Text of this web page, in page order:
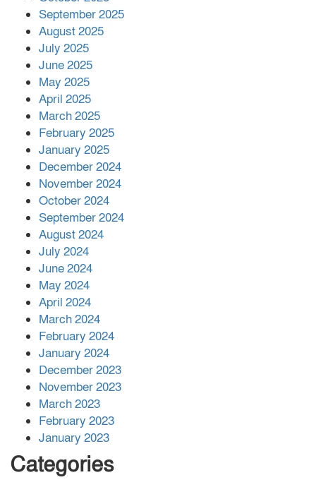
পর ফোন তারেক রহমানের,গ্যাস সঙ্কট
সহায়তা দিলেন সাচিং প্রু জেরী
September 2025
August 2025
July 2025
June 2025
May 2025
April 2025
March 2025
February 2025
January 2025
December 2024
November 2024
October 2024
September 2024
August 2024
July 2024
June 2024
May 2024
April 2024
March 2024
February 2024
January 2024
December 2023
November 2023
March 2023
February 2023
January 2023
Categories